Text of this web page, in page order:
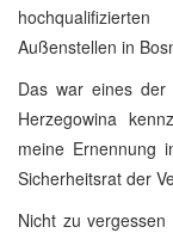
Außenstellen in
Das war eines
Herzegowina
meine Ernennung
Sicherheitsrat der
Nicht zu